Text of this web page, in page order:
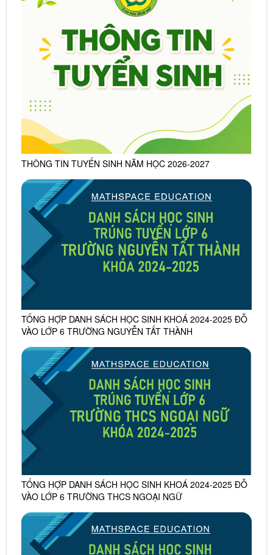
THÔNG TIN TUYỂN SINH NĂM HỌC 2026-2027
TỔNG HỢP DANH SÁCH HỌC SINH KHOÁ 2024-2025 ĐỖ
VÀO LỚP 6 TRƯỜNG NGUYỄN TẤT THÀNH
TỔNG HỢP DANH SÁCH HỌC SINH KHOÁ 2024-2025 ĐỖ
VÀO LỚP 6 TRƯỜNG THCS NGOẠI NGỮ